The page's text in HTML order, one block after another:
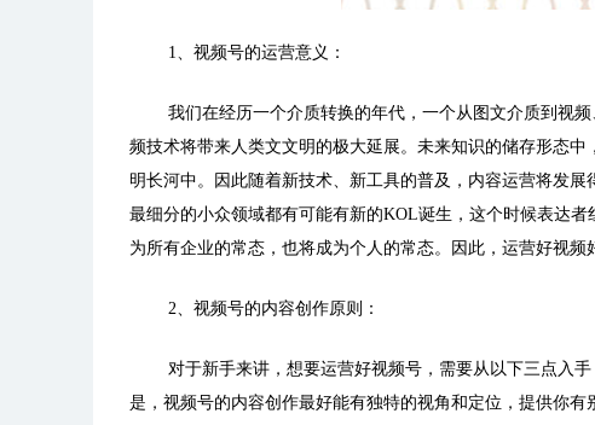
1、视频号的运营意义：
我们在经历一个介质转换的年代，一个从图文介质到视
频技术将带来人类文文明的极大延展。未来知识的储存形态
明长河中。因此随着新技术、新工具的普及，内容运营将发
最细分的小众领域都有可能有新的KOL诞生，这个时候表达者
为所有企业的常态，也将成为个人的常态。因此，运营好视频
2、视频号的内容创作原则：
对于新手来讲，想要运营好视频号，需要从以下三点入
是，视频号的内容创作最好能有独特的视角和定位，提供你